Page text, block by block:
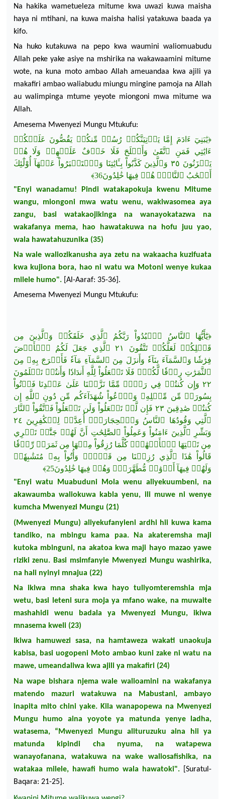
Na
hakika wametueleza mitume kwa uwazi kuwa maisha
haya ni mtihani, na kuwa maisha halisi yatakuwa baada ya
kifo.
Na huko kutakuwa na pepo kwa waumini waliomuabudu
Allah peke yake asiye na mshirika na wakawaamini mitume
wote, na kuna motoambao Allahameuandaa kwa ajili ya
makafiri ambao waliabudu miungu mingine pamoja na Allah
au walimpinga mtume yeyote miongoni mwa mitume wa
Allah.
Amesema Mwenyezi Mungu Mtukufu:
﴿يَٰبَنِيٓ ءَادَمَ إِمَّايَأۡتِيَنَّكُمۡ رُسُلٞ مِّنكُمۡ يَقُصُّونَ عَلَيۡكُمۡ
ءَايَٰتِي فَمَنِ ٱتَّقَىٰ وَأَصۡلَحَ فَلَا خَوۡفٌ عَلَيۡهِمۡ وَلَاهُمۡ
يَحۡزَنُونَ
وَٱلَّذِينَ كَذَّبُواْ بِـَٔايَٰتِنَا وَٱسۡتَكۡبَرُواْ عَنۡهَآ
أُوْلَٰٓئِكَ
أَصۡحَٰبُ ٱلنَّارِۖ هُمۡ فِيهَا خَٰلِدُونَ36 ﴾
"Enyi wanadamu! Pindiwatakapokuja kwenu
Mitume
wangu, miongoni mwa watu wenu,wakiwasomea aya
zangu, basi watakaojikinga na wanayokatazwa
na
wakafanya
mema, hao hawatakuwa na hofu juu yao,
wala hawatahuzunika (35)
Na wale waliozikanusha aya zetu na wakaacha kuzifuata
kwa kujiona bora, hao ni watu wa Motoni wenye kukaa
milele humo".[Al-Aaraf: 35-36].
Amesema Mwenyezi Mungu Mtukufu:
﴿يَٰٓأَيُّهَا ٱلنَّاسُ ٱعۡبُدُواْ رَبَّكُمُ ٱلَّذِي خَلَقَكُمۡ وَٱلَّذِينَ مِن
قَبۡلِكُمۡ
لَعَلَّكُمۡ تَتَّقُونَ ٢١ ٱلَّذِي جَعَلَ لَكُمُ ٱلۡأَرۡضَ
فِرَٰشٗا وَٱلسَّمَآءَ بِنَآء ٗ وَأَنزَلَ مِنَ ٱلسَّمَآءِ مَآء فَأَخۡرَجَ بِهِۦ مِنَ
ٱلثَّمَرَٰتِ رِزۡقٗا لَّكُمۡۖ فَلَاتَجۡعَلُواْ لِلَّهِ أَندَادٗا وَأَنتُمۡ تَعۡلَمُونَ
٢٢ وَإِن
كُنتُمۡ فِي رَيۡب ٖ مِّمَّانَزَّلۡنَا عَلَىٰ عَبۡدِنَا فَأۡتُواْ
بِسُورَةٖ مِّن مِّثۡلِهِۦ وَٱدۡعُواْ شُهَدَآءَكُم مِّن دُونِ ٱللَّهِ إِن
كُنتُمۡ صَٰدِقِينَ ٢٣ فَإِن لَّمۡ تَفۡعَلُواْ وَلَنتَفۡعَلُواْ فَٱتَّقُواْ
ٱلنَّارَ
ٱلَّتِي وَقُودُهَا ٱلنَّاسُ وَٱلۡحِجَارَةُۖ أُعِدَّتۡ لِلۡكَٰفِرِينَ ٢٤
وَبَشِّرِ
ٱلَّذِينَ ءَامَنُواْ وَعَمِلُواْ ٱلصَّٰلِحَٰتِ أَنَّ لَهُمۡ جَنَّٰتٖتَجۡرِي
مِنتَحۡتِهَا ٱلۡأَنۡهَٰرُۖ كُلَّمَا رُزِقُواْ مِنۡهَا مِن ثَمَرَةٖرِّزۡقٗا
قَالُواْ هَٰذَا
ٱلَّذِي رُزِقۡنَا مِن قَبۡلُۖ وَأُتُواْ بِهِۦ
مُتَشَٰبِهٗاۖ
وَلَهُمۡ فِيهَآ أَزۡوَٰج مُّطَهَّرَةٞۖ وَهُمۡ فِيهَا خَٰلِدُونَ25 ﴾
"Enyi watu MuabuduniMolawenu aliyekuumbeni, na
akawaumba waliokuwa kabla yenu, ili muwe ni wenye
kumcha Mwenyezi Mungu (21)
(Mwenyezi Mungu) aliyekufanyieni ardhi hii kuwa kama
tandiko, na mbingu kama paa. Na akateremsha maji
kutoka mbinguni, na akatoa kwa maji hayo mazao yawe
riziki zenu. Basi msimfanyie Mwenyezi Mungu washirika,
na hali nyinyi mnajua (22)
Na ikiwa mna shaka kwa hayo tuliyomteremshia mja
wetu, basi leteni sura moja ya mfano wake, na muwaite
mashahidi wenu badala ya Mwenyezi
Mungu, ikiwa
mnasema kweli (23)
Ikiwa hamuwezi sasa, na hamtaweza wakati unaokuja
kabisa, basi uogopeni Moto ambao kuni zake ni watu na
mawe, umeandaliwa kwa ajili ya makafiri (24)
Na wape bishara njema wale walioamini na wakafanya
matendo mazuri watakuwa na Mabustani, ambayo
inapita mito chini yake. Kila wanapopewa na Mwenyezi
Mungu humo aina yoyote ya matunda yenye ladha,
watasema, “Mwenyezi Mungu alituruzuku aina hii ya
matunda kipindi cha nyuma, na watapewa
wanayofanana, watakuwa na wake waliosafishika, na
watakaa milele, hawafi humo wala hawatoki". [Suratul-
Baqara: 21-25].